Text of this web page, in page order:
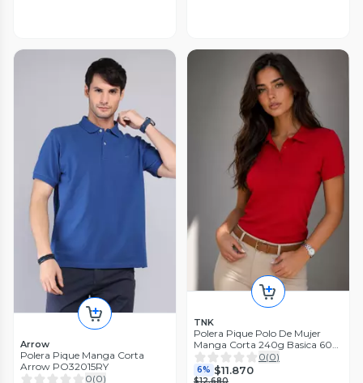
Arrow
Polera Pique Manga Corta
Arrow PO32015RY
0(0)
TNK
Polera Pique Polo De Mujer
Manga Corta 240g Basica 60
Algodon 40 Poliester
0(0)
6% $11.870